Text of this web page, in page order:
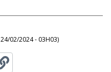
24/02/2024 - 03H03)